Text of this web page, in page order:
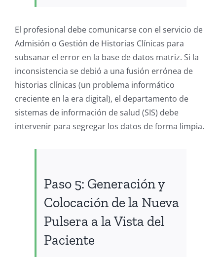
El profesional debe comunicarse con el servicio de
Admisión o Gestión de Historias Clínicas para
subsanar el error en la base de datos matriz. Si la
inconsistencia se debió a una fusión errónea de
historias clínicas (un problema informático
creciente en la era digital), el departamento de
sistemas de información de salud (SIS) debe
intervenir para segregar los datos de forma limpia.
Paso 5: Generación y
Colocación de la Nueva
Pulsera a la Vista del
Paciente